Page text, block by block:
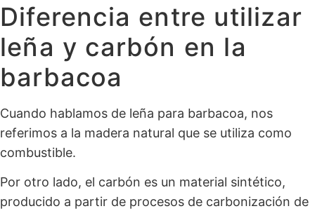
Diferencia entre utilizar
leña y carbón en la
barbacoa
Cuando hablamos de leña para barbacoa, nos
referimos a la madera natural que se utiliza como
combustible.
Por otro lado, el carbón es un material sintético,
producido a partir de procesos de carbonización de